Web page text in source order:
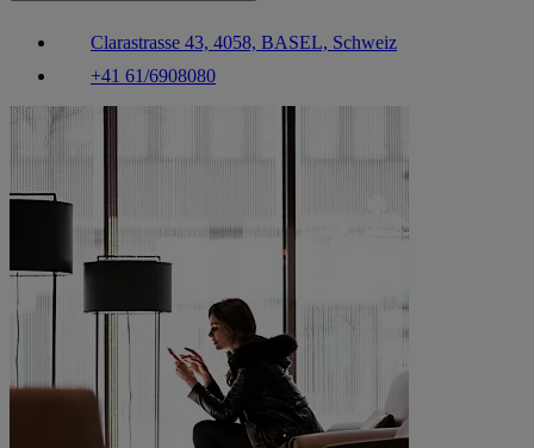
Clarastrasse 43, 4058, BASEL, Schweiz
+41 61/6908080